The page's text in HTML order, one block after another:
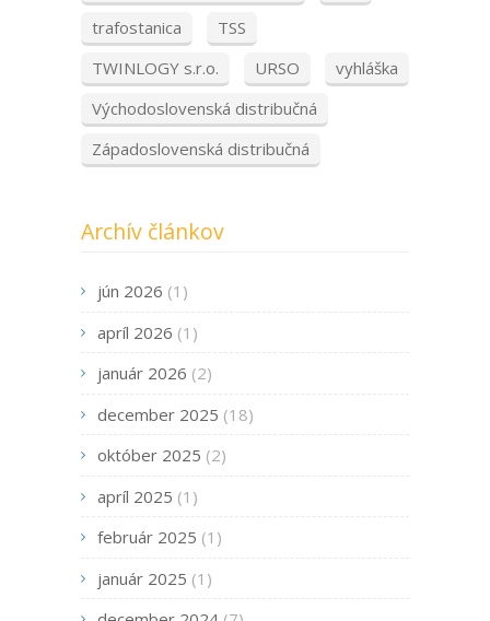
trafostanica
TSS
TWINLOGY s.r.o.
URSO
vyhláška
Východoslovenská distribučná
Západoslovenská distribučná
Archív článkov
jún 2026 (1)
apríl 2026 (1)
január 2026 (2)
december 2025 (18)
október 2025 (2)
apríl 2025 (1)
február 2025 (1)
január 2025 (1)